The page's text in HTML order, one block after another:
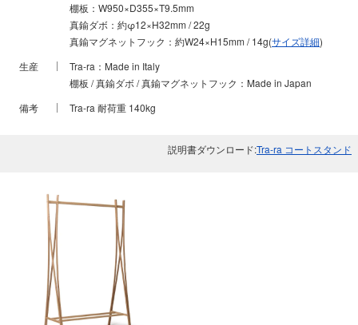
棚板：W950×D355×T9.5mm
真鍮ダボ：約φ12×H32mm / 22g
真鍮マグネットフック：約W24×H15mm / 14g(サイズ詳細)
生産
Tra-ra：Made in Italy
棚板 / 真鍮ダボ / 真鍮マグネットフック：Made in Japan
備考
Tra-ra 耐荷重 140kg
説明書ダウンロード:Tra-ra コートスタンド